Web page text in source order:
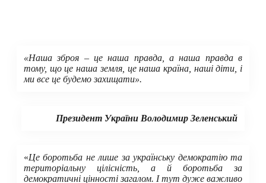
«Наша зброя – це наша правда, а наша правда в
тому, що це наша земля, це наша країна, наші діти, і
ми все це будемо захищати».
Президент України Володимир Зеленський
«Це боротьба не лише за українську демократію та
територіальну цілісність, а й боротьба за
демократичні цінності загалом. І тут дуже важливо